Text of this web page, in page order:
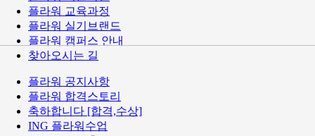
플라워 교육과정
플라워 실기브랜드
플라워 캠퍼스 안내
찾아오시는 길
플라워 공지사항
플라워 합격스토리
축하합니다 [합격,수상]
ING 플라워수업